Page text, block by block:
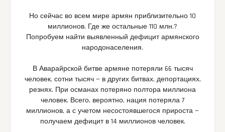
Но сейчас во всем мире армян приблизительно 10
миллионов. Где же остальные 110 млн.?
Попробуем найти выявленный дефицит армянского
народонаселения.
В Аварайрской битве армяне потеряли 66 тысяч
человек, сотни тысяч — в других битвах, депортациях,
резнях. При османах потеряно полтора миллиона
человек. Всего, вероятно, нация потеряла 7
миллионов, а с учетом несостоявшегося прироста —
получаем дефицит в 14 миллионов человек.